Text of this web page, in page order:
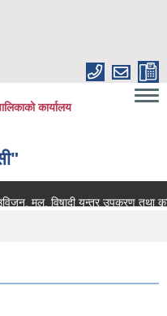
कार्यालय
मल, विषादी यन्त्र उपकरण तथा कृषि